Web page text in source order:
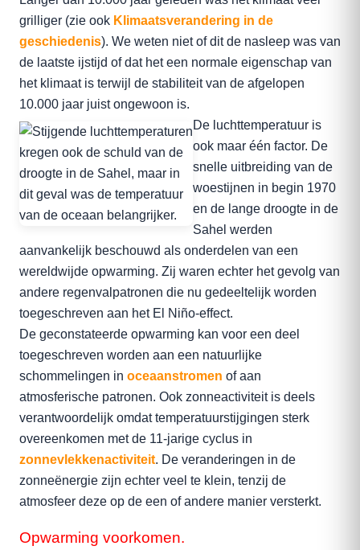
grilliger (zie ook Klimaatsverandering in de
geschiedenis). We weten niet of dit de nasleep was van
de laatste ijstijd of dat het een normale eigenschap van
het klimaat is terwijl de stabiliteit van de afgelopen
10.000 jaar juist ongewoon is.
De luchttemperatuur is
ook maar één factor. De
snelle uitbreiding van de
woestijnen in begin 1970
en de lange droogte in de
Sahel werden
aanvankelijk beschouwd als onderdelen van een
wereldwijde opwarming. Zij waren echter het gevolg van
andere regenvalpatronen die nu gedeeltelijk worden
toegeschreven aan het El Niño-effect.
De geconstateerde opwarming kan voor een deel
toegeschreven worden aan een natuurlijke
schommelingen in oceaanstromen of aan
atmosferische patronen. Ook zonneactiviteit is deels
verantwoordelijk omdat temperatuurstijgingen sterk
overeenkomen met de 11-jarige cyclus in
zonnevlekkenactiviteit. De veranderingen in de
zonneënergie zijn echter veel te klein, tenzij de
atmosfeer deze op de een of andere manier versterkt.
Opwarming voorkomen.